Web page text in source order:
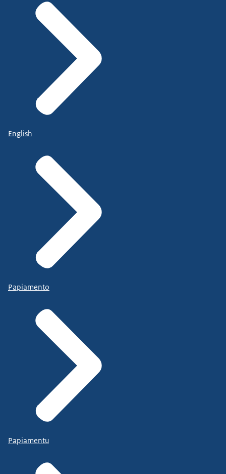
English
Papiamento
Papiamentu